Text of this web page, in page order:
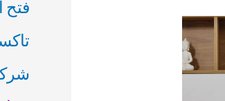
ح
ث
ع
فتح